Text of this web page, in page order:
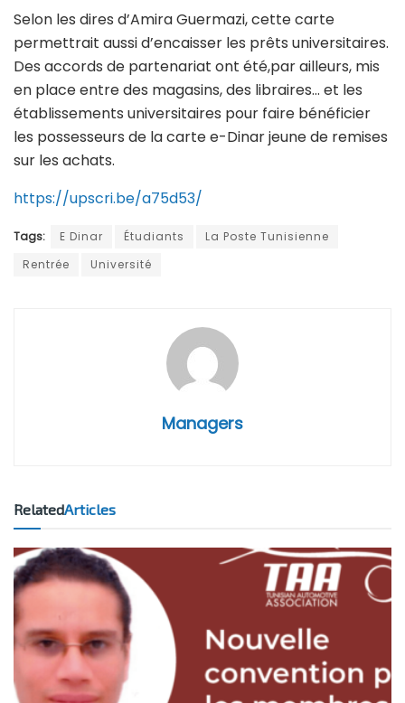
Selon les dires d’Amira Guermazi, cette carte
permettrait aussi d’encaisser les prêts universitaires.
Des accords de partenariat ont été,par ailleurs, mis
en place entre des magasins, des libraires… et les
établissements universitaires pour faire bénéficier
les possesseurs de la carte e-Dinar jeune de remises
sur les achats.
https://upscri.be/a75d53/
Tags: E Dinar Étudiants
La Poste Tunisienne
Rentrée
Université
Managers
RelatedArticles